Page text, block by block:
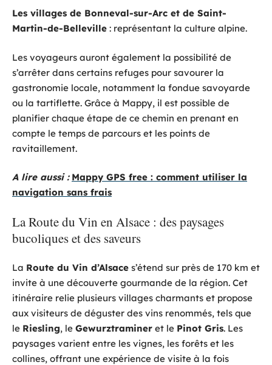
Les villages de Bonneval-sur-Arc et de Saint-
Martin-de-Belleville : représentant la culture alpine.
Les voyageurs auront également la possibilité de
s’arrêter dans certains refuges pour savourer la
gastronomie locale, notamment la fondue savoyarde
ou la tartiflette. Grâce à Mappy, il est possible de
planifier chaque étape de ce chemin en prenant en
compte le temps de parcours et les points de
ravitaillement.
A lire aussi : Mappy GPS free : comment utiliser la
navigation sans frais
La Route du Vin en Alsace : des paysages
bucoliques et des saveurs
La Route du Vin d’Alsace s’étend sur près de 170 km et
invite à une découverte gourmande de la région. Cet
itinéraire relie plusieurs villages charmants et propose
aux visiteurs de déguster des vins renommés, tels que
le Riesling, le Gewurztraminer et le Pinot Gris. Les
paysages varient entre les vignes, les forêts et les
collines, offrant une expérience de visite à la fois